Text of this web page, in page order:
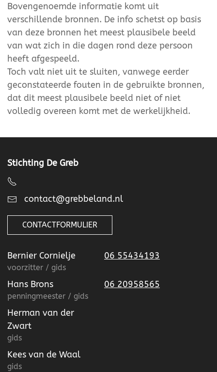
Bovengenoemde informatie komt uit
verschillende bronnen. De info schetst op basis
van deze bronnen het meest plausibele beeld
van wat zich in die dagen rond deze persoon
heeft afgespeeld.
Toch valt niet uit te sluiten, vanwege eerder
geconstateerde fouten in de gebruikte bronnen,
dat dit meest plausibele beeld niet of niet
volledig overeen komt met de werkelijkheid.
Stichting De Greb
contact@grebbeland.nl
CONTACTFORMULIER
Bernier Cornielje
voorzitter / gids
06 55434193
Hans Brons
penningmeester / gids
06 20958565
Herman van der
Zwart
gids
Kees van de Waal
gids